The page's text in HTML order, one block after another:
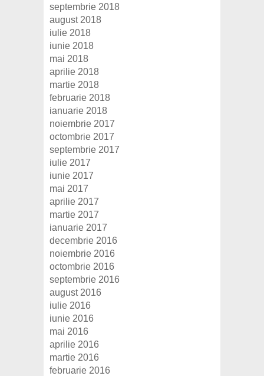
septembrie 2018
august 2018
iulie 2018
iunie 2018
mai 2018
aprilie 2018
martie 2018
februarie 2018
ianuarie 2018
noiembrie 2017
octombrie 2017
septembrie 2017
iulie 2017
iunie 2017
mai 2017
aprilie 2017
martie 2017
ianuarie 2017
decembrie 2016
noiembrie 2016
octombrie 2016
septembrie 2016
august 2016
iulie 2016
iunie 2016
mai 2016
aprilie 2016
martie 2016
februarie 2016